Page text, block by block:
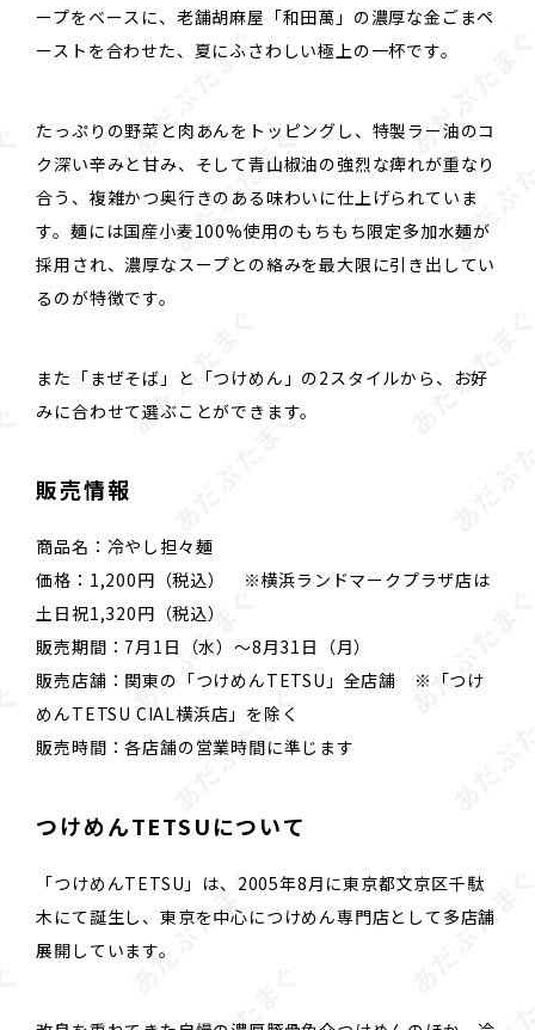
ープをベースに、老舗胡麻屋「和田萬」の濃厚な金ごまペ
ーストを合わせた、夏にふさわしい極上の一杯です。
たっぷりの野菜と肉あんをトッピングし、特製ラー油のコ
ク深い辛みと甘み、そして青山椒油の強烈な痺れが重なり
合う、複雑かつ奥行きのある味わいに仕上げられていま
す。麺には国産小麦100%使用のもちもち限定多加水麺が
採用され、濃厚なスープとの絡みを最大限に引き出してい
るのが特徴です。
また「まぜそば」と「つけめん」の2スタイルから、お好
みに合わせて選ぶことができます。
販売情報
商品名：冷やし担々麺
価格：1,200円（税込） ※横浜ランドマークプラザ店は
土日祝1,320円（税込）
販売期間：7月1日（水）～8月31日（月）
販売店舗：関東の「つけめんTETSU」全店舗 ※「つけ
めんTETSU CIAL横浜店」を除く
販売時間：各店舗の営業時間に準じます
つけめんTETSUについて
「つけめんTETSU」は、2005年8月に東京都文京区千駄
木にて誕生し、東京を中心につけめん専門店として多店舗
展開しています。